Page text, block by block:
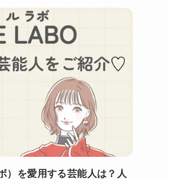
）を愛用する芸能人は？人